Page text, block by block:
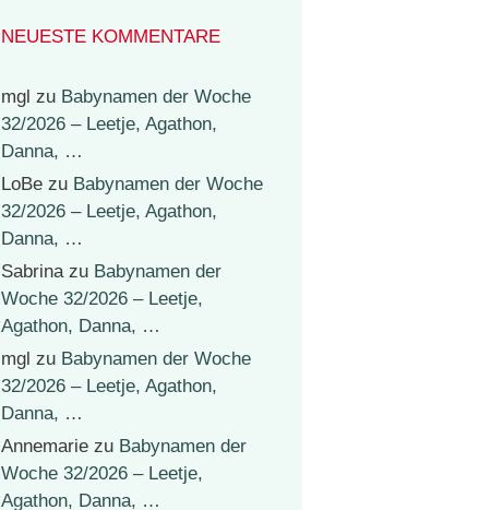
NEUESTE KOMMENTARE
mgl zu Babynamen der Woche
32/2026 – Leetje, Agathon,
Danna, …
LoBe zu Babynamen der Woche
32/2026 – Leetje, Agathon,
Danna, …
Sabrinazu Babynamen der
Woche 32/2026 – Leetje,
Agathon, Danna, …
mgl zu Babynamen der Woche
32/2026 – Leetje, Agathon,
Danna, …
Annemarie zu Babynamen der
Woche 32/2026 – Leetje,
Agathon, Danna, …